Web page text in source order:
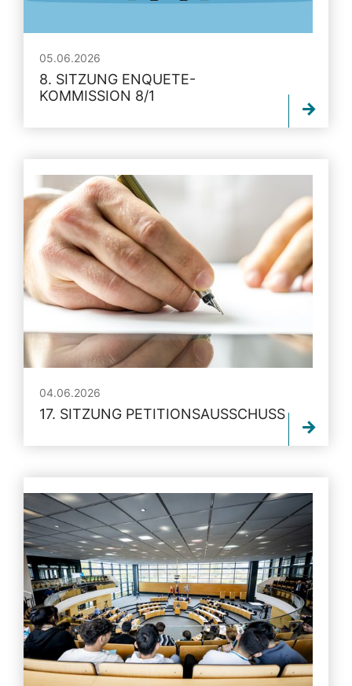
05.06.2026
8. SITZUNG ENQUETE-
KOMMISSION 8/1
04.06.2026
17. SITZUNG PETITIONSAUSSCHUSS